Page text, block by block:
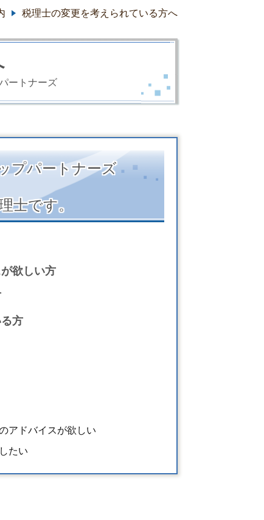
税理士の変更を考えられている方へ
ートナーズ
プパートナーズ
士です。
欲しい方
方
アドバイスが欲しい
たい